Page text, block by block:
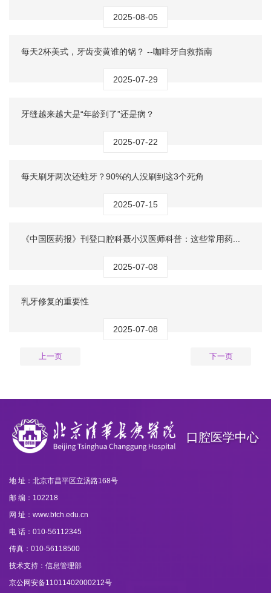
2025-08-05
每天2杯美式，牙齿变黄谁的锅？ --咖啡牙自救指南
2025-07-29
牙缝越来越大是“年龄到了”还是病？
2025-07-22
每天刷牙两次还蛀牙？90%的人没刷到这3个死角
2025-07-15
《中国医药报》刊登口腔科聂小汉医师科普：这些常用药...
2025-07-08
乳牙修复的重要性
2025-07-08
上一页 下一页
口腔医学中心
地 址：北京市昌平区立汤路168号
邮 编：102218
网 址：www.btch.edu.cn
电 话：010-56112345
传真：010-56118500
技术支持：信息管理部
京公网安备11011402000212号